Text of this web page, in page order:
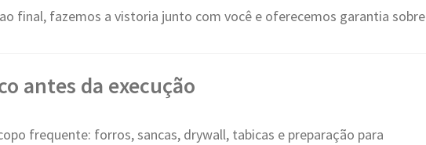
ao final, fazemos a vistoria junto com você e oferecemos garantia sobre
antes da execução
frequente: forros, sancas, drywall, tabicas e preparação para